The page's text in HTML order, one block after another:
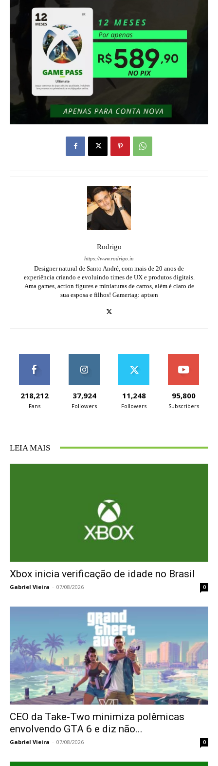
Rodrigo
https://www.rodrigo.in
Designer natural de Santo André, com mais de 20 anos de
experiência criando e evoluindo times de UX e produtos digitais.
Ama games, action figures e miniaturas de carros, além é claro de
sua esposa e filhos! Gamertag: aptsen
218,212
Fans
37,924
Followers
11,248
Followers
95,800
Subscribers
LEIA MAIS
Xbox inicia verificação de idade no Brasil
Gabriel Vieira - 07/08/2026 0
CEO da Take-Two minimiza polêmicas
envolvendo GTA 6 e diz não...
Gabriel Vieira - 07/08/2026 0